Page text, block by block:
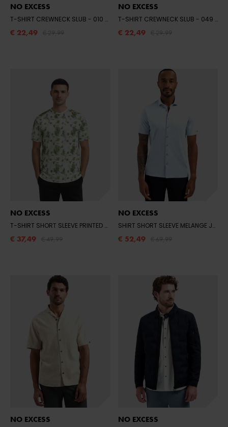
NO EXCESS
T-SHIRT CREWNECK SLUB - 010 WHITE
€ 22,49
NO EXCESS
T-SHIRT CREWNECK SLUB - 049 SMOKE
€ 22,49
NO EXCESS
T-SHIRT SHORT SLEEVE PRINTED
- 050 GREEN
€ 37,49
NO EXCESS
SHIRT SHORT SLEEVE MELANGE JERSEY
€ 52,49
NO EXCESS NO EXCESS